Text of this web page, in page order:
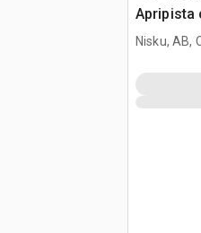
Apripista
Nisku, AB,